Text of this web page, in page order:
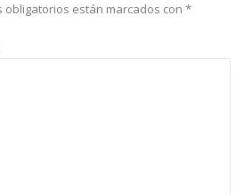
obligatorios están marcados con *